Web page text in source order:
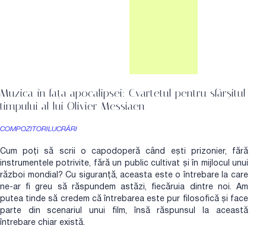
Muzica în fața apocalipsei: Cvartetul pentru sfârșitul
timpului al lui Olivier Messiaen
COMPOZITORILUCRĂRI
Cum poți să scrii o capodoperă când ești prizonier, fără
instrumentele potrivite, fără un public cultivat și în mijlocul unui
război mondial? Cu siguranță, aceasta este o întrebare la care
ne-ar fi greu să răspundem astăzi, fiecăruia dintre noi. Am
putea tinde să credem că întrebarea este pur filosofică și face
parte din scenariul unui film, însă răspunsul la această
întrebare chiar există.